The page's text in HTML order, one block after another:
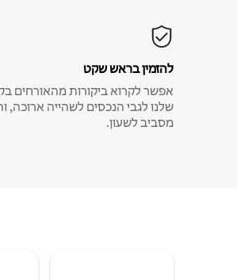
להזמין בראש שקט
אפשר לקרוא ביקורות מהאורחים
שלנו לגבי הנכסים לשהייה ארוכה,
מסביב לשעון.